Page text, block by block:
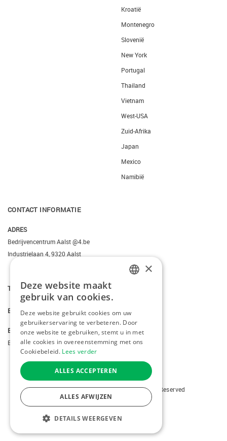
Kroatië
Montenegro
Slovenië
New York
Portugal
Thailand
Vietnam
West-USA
Zuid-Afrika
Japan
Mexico
Namibië
CONTACT INFORMATIE
ADRES
Bedrijvencentrum Aalst @4.be
Industrielaan 4, 9320 Aalst
T. +3223095206
E. info@kiddotravel.be
BTW
BE 0685795740
MENU
Copyright © 2026 Kiddotravel. All Rights Reserved
webdesignby conversal
ENGLISH
×
Deze website maakt
gebruik van cookies.
Deze website gebruikt cookies om uw
gebruikerservaring te verbeteren. Door
onze website te gebruiken, stemt u in met
alle cookies in overeenstemming met ons
Cookiebeleid. Lees verder
ALLES ACCEPTEREN
ALLES AFWIJZEN
DETAILS WEERGEVEN
STRIKT NOODZAKELIJK